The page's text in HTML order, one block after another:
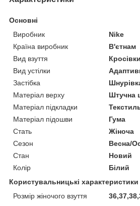
Основні
Виробник
Nike
Країна виробник
В'єтнам
Вид взуття
Кросівки
Вид устілки
Застібка
Матеріал верху
Штучна
Матеріал підкладки
Матеріал підошви
Гума
Стать
Жіноча
Сезон
Весна/
Стан
Новий
Колір
Білий
Користувальницькі характеристики
Розмір жіночого взуття